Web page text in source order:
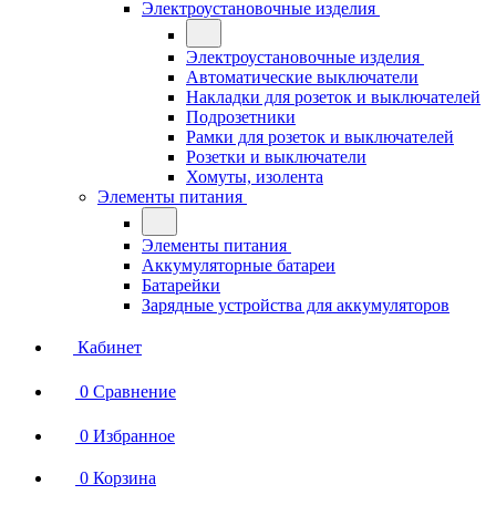
Электроустановочные изделия
Электроустановочные изделия
Автоматические выключатели
Накладки для розеток и выключателей
Подрозетники
Рамки для розеток и выключателей
Розетки и выключатели
Хомуты, изолента
Элементы питания
Элементы питания
Аккумуляторные батареи
Батарейки
Зарядные устройства для аккумуляторов
Кабинет
0 Сравнение
0 Избранное
0 Корзина